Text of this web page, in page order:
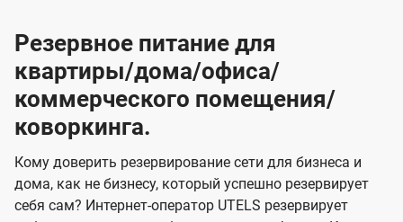
Резервное питание для
квартиры/дома/офиса/
коммерческого помещения/
коворкинга.
Кому доверить резервирование сети для бизнеса и
дома, как не бизнесу, который успешно резервирует
себя сам? Интернет-оператор UTELS резервирует